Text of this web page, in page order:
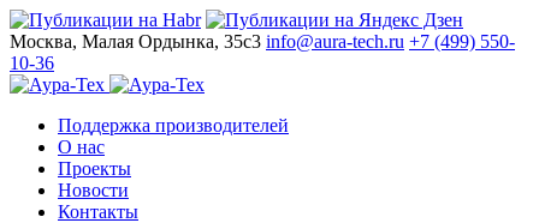
Москва, Малая Ордынка, 35с3 info@aura-tech.ru +7 (499) 550-
10-36
Поддержка производителей
О нас
Проекты
Новости
Контакты